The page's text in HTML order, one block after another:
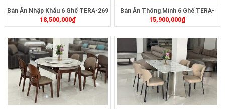
Bàn Ăn Nhập Khẩu 6 Ghế TERA-269
18,500,000₫
Bàn Ăn Thông Minh 6 Ghế TERA-
261
15,900,000₫